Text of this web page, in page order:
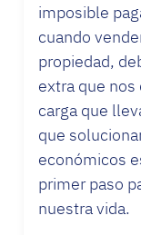
imposible
cuando
propiedad,
extra que
carga que
que
económicos
primer paso
nuestra vida.